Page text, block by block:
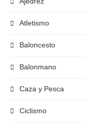
Atletismo
Baloncesto
Balonmano
Caza y Pesca
Ciclismo